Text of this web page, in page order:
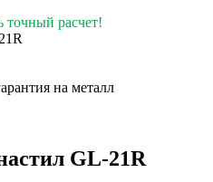
точный расчет!
на металл
GL-21R